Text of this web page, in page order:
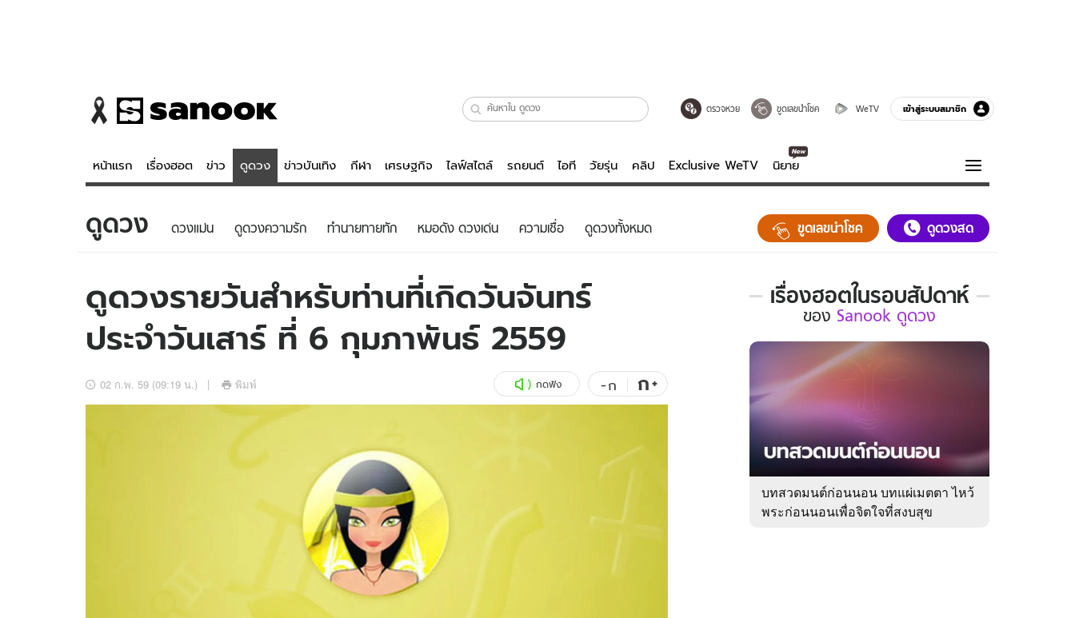
ตรวจหวย ขูดเลขนำโชค WeTV เข้าสู่ระบบสมาชิก
หน้าแรก เรื่องฮอต ข่าว ดูดวง ข่าวบันเทิง กีฬา เศรษฐกิจ ไลฟ์สไตล์ รถยนต์ ไอที วัยรุ่น คลิป Exclusive WeTV นิยาย
ข่าว
ข่าวบันเทิง
ข่าวกีฬา
ข่าวเศรษฐกิจ
อัปเดตจีน
เช็กข่าวชัวร์
ดูดวง - ตรวจหวย
สถิติหวยไทย
หวยลาว
ไลฟ์สไตล์
วัยรุ่น
ไอที
รถยนต์
สุขภาพ
เที่ยว-กิน
ดูทีวี
WeTV
ความรู้รอบตัว
ฮาวทู
ติดตามสนุกโซเชียลได้ที่
บริษัท อิมเมจ ฟิวเจอร์ (ประเทศไทย) จำกัด
ดูดวง ดวงแม่น ดูดวงความรัก ทํานายทายทัก หมอดัง ดวงเด่น ความเชื่อ ดูดวงทั้งหมด ขูดเลขนำโชค ดูดวงสด
ดูดวงรายวันสำหรับท่านที่เกิดวันจันทร์
ประจำวันเสาร์ ที่ 6 กุมภาพันธ์ 2559
02 ก.พ. 59 (09:19 น.) พิมพ์ กดฟัง -ก ก+
เรื่องฮอตในรอบสัปดาห์
เรื่อง
ใน
รอบ
ของ
Sanook
ดูด
ของ Sanook ดูดวง
บทสวดมนต์ก่อนนอน บทแผ่เมตตา ไหว้
พระก่อนนอนเพื่อจิตใจที่สงบสุข